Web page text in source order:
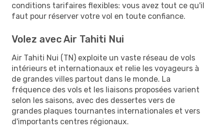
conditions tarifaires flexibles: vous avez tout ce qu'il
faut pour réserver votre vol en toute confiance.
Volez avec Air Tahiti Nui
Air Tahiti Nui (TN) exploite un vaste réseau de vols
intérieurs et internationaux et relie les voyageurs à
de grandes villes partout dans le monde. La
fréquence des vols et les liaisons proposées varient
selon les saisons, avec des dessertes vers de
grandes plaques tournantes internationales et vers
d'importants centres régionaux.